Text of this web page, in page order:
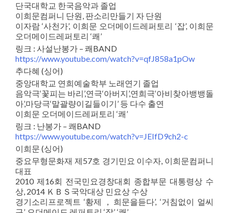
단국대학교 한국음악과 졸업
이희문컴퍼니 단원, 판소리만들기 자 단원
이자람 ‘사천가’, 이희문 오더메이드레퍼토리 ‘잡’, 이희문
오더메이드레퍼토리 ‘쾌’
링크 : 사설난봉가 – 쾌BAND
https://www.youtube.com/watch?v=qfJ858a1pOw
추다혜 (싱어)
중앙대학교 연희예술학부 노래연기 졸업
음악극‘꽃피는 바리’,연극‘아버지’,연희극‘아비찾아뱅뱅돌
아’,마당극‘말괄량이길들이기’ 등 다수 출연
이희문 오더메이드레퍼토리 ‘쾌’
링크 : 난봉가 – 쾌BAND
https://www.youtube.com/watch?v=JEIfD9ch2-c
이희문 (싱어)
중요무형문화재 제57호 경기민요 이수자, 이희문컴퍼니
대표
2010 제16회 전국민요경창대회 종합부문 대통령상 수
상, 2014 ＫＢＳ국악대상 민요상 수상
경기소리프로젝트 ‘황제，희문을듣다’, ‘거침없이 얼씨